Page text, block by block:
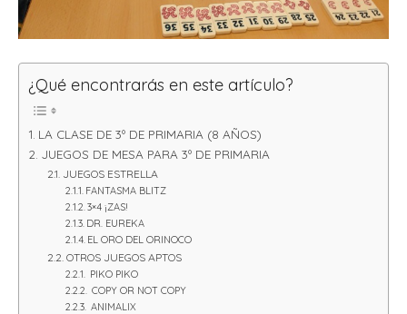
¿Qué encontrarás en este artículo?
LA CLASE DE 3º DE PRIMARIA (8 AÑOS)
JUEGOS DE MESA PARA 3º DE PRIMARIA
JUEGOS ESTRELLA
FANTASMA BLITZ
3×4 ¡ZAS!
DR. EUREKA
EL ORO DEL ORINOCO
OTROS JUEGOS APTOS
PIKO PIKO
COPY OR NOT COPY
ANIMALIX